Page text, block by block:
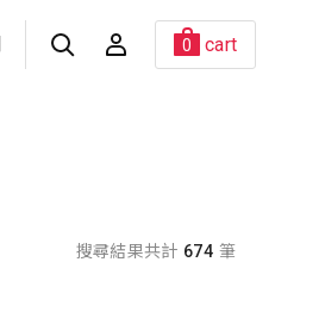
0 cart
搜尋結果共計 674 筆